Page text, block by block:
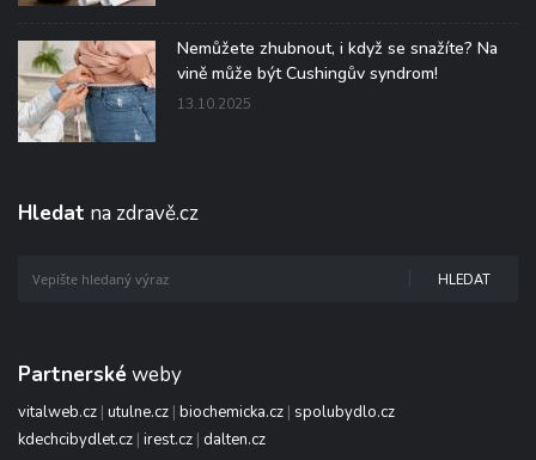
Nemůžete zhubnout, i když se snažíte? Na
vině může být Cushingův syndrom!
13.10.2025
Hledat na zdravě.cz
HLEDAT
Partnerské weby
vitalweb.cz | utulne.cz | biochemicka.cz | spolubydlo.cz
kdechcibydlet.cz | irest.cz | dalten.cz